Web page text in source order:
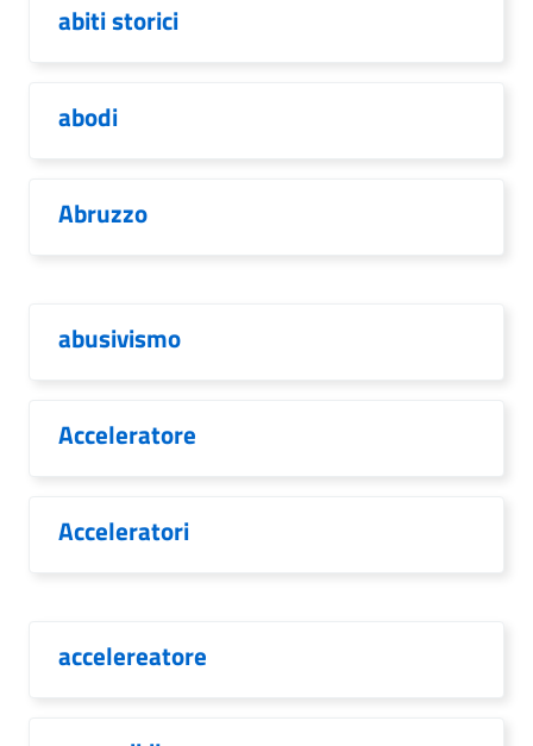
abiti storici
abodi
Abruzzo
abusivismo
Acceleratore
Acceleratori
accelereatore